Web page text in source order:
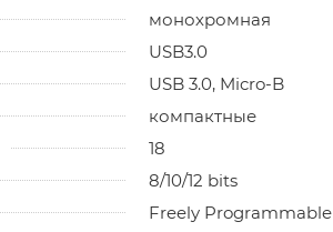
монохромная
USB3.0
USB 3.0, Micro-B
компактные
18
8/10/12 bits
Freely Programmable